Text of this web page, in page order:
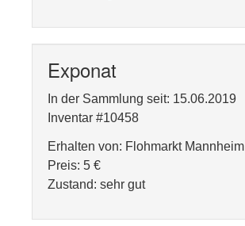
Exponat
In der Sammlung seit: 15.06.2019
Inventar #10458
Erhalten von: Flohmarkt Mannheim
Preis: 5 €
Zustand: sehr gut